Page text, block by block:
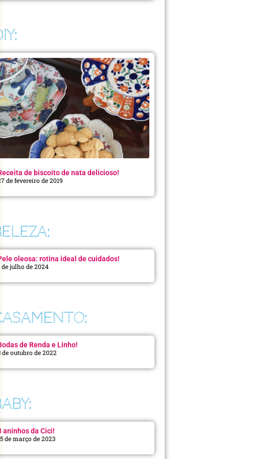
de biscoito de nata delicioso!
de fevereiro de 2019
oleosa: rotina ideal de cuidados!
de julho de 2024
de Renda e Linho!
de outubro de 2022
aninhos da Cici!
de março de 2023